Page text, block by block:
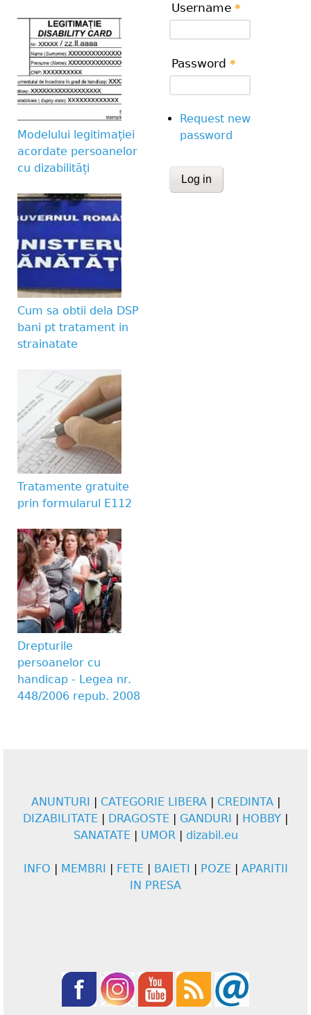
Modelului legitimației
acordate persoanelor
cu dizabilități
Cum sa obtii dela DSP
bani pt tratament in
strainatate
Tratamente gratuite
prin formularul E112
Drepturile
persoanelor cu
handicap - Legea nr.
448/2006 repub. 2008
Username *
Password *
Request new
password
CAPTCHA
ANUNTURI CATEGORIE LIBERA| CREDINTA|
DIZABILITATE
DRAGOSTE GANDURI HOBBY
SANATATE
UMOR| dizabil.eu
INFO MEMBRI FETE BAIETI POZE
APARITII
IN PRESA